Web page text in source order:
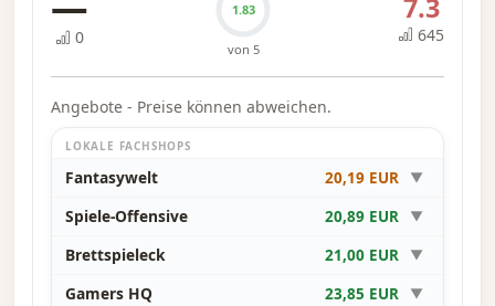
deine Gegner sicherlich Karten geben, die in
deinem Spielbereich nicht so einfach zu
spielen sind. Doch gerade aus der
der Spielspaß.
—Beschreibung des Spielentwicklers
0
1.83
von 5
7.3
645
Angebote - Preise können abweichen.
LOKALE FACHSHOPS
Fantasywelt 20,19 EUR ▼
Spiele-Offensive 20,89 EUR ▼
Brettspieleck 21,00 EUR ▼
Gamers HQ 23,85 EUR ▼